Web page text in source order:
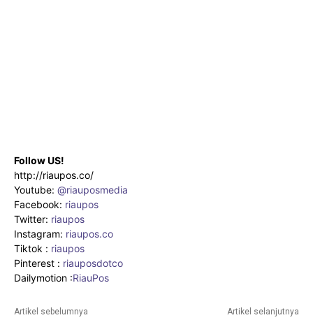
Follow US!
http://riaupos.co/
Youtube: @riauposmedia
Facebook: riaupos
Twitter: riaupos
Instagram: riaupos.co
Tiktok : riaupos
Pinterest : riauposdotco
Dailymotion :RiauPos
Artikel sebelumnya Artikel selanjutnya